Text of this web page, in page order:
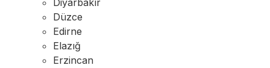
Diyarbakır
Düzce
Edirne
Elazığ
Erzincan